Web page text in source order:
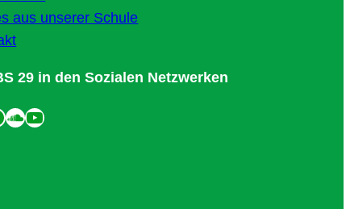
aus unserer Schule
29 in den Sozialen Netzwerken
SoundCloud YouTube